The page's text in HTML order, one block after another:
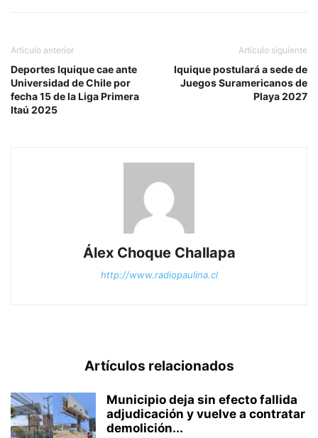
Artículo anterior
Deportes Iquique cae ante
Universidad de Chile por
fecha 15 de la Liga Primera
Itaú 2025
Artículo siguiente
Iquique postulará a sede de
Juegos Suramericanos de
Playa 2027
Álex Choque Challapa
http://www.radiopaulina.cl
Artículos relacionados
Municipio deja sin efecto fallida
adjudicación y vuelve a contratar
demolición...